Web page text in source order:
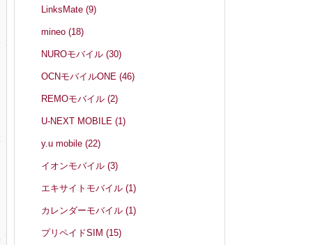
LinksMate(9)
mineo(18)
NUROモバイル(30)
OCNモバイルONE(46)
REMOモバイル(2)
U-NEXT MOBILE(1)
y.u mobile(22)
イオンモバイル(3)
エキサイトモバイル(1)
カレンダーモバイル(1)
プリペイドSIM(15)